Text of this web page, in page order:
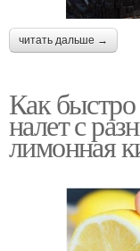
читать дальше →
Как быстро
налет с
лимонная